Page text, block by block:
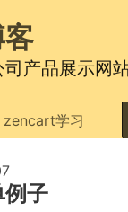
产品展示网
zencart学习
子